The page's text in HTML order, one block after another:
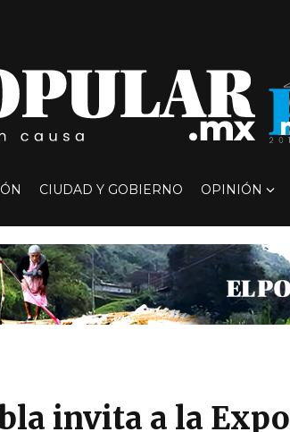
CIUDAD Y GOBIERNO OPINIÓN
invita a la Expo